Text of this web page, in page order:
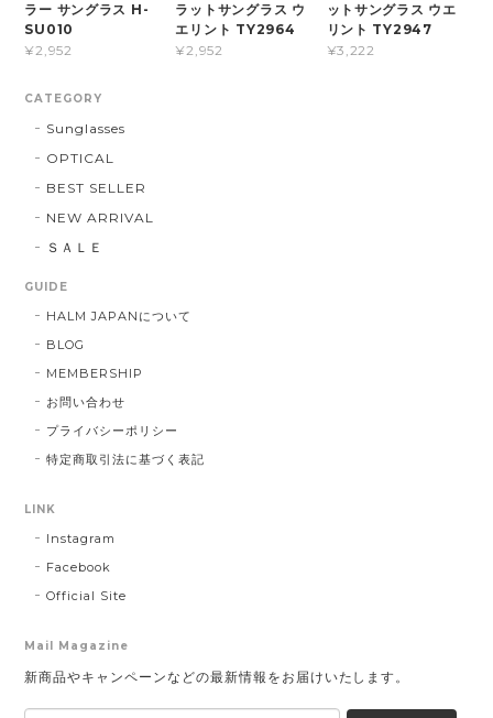
ラー サングラス H-
SU010
¥2,952
ラットサングラス ウ
エリント TY2964
¥2,952
ットサングラス ウエ
リント TY2947
¥3,222
CATEGORY
Sunglasses
OPTICAL
BEST SELLER
NEW ARRIVAL
ＳＡＬＥ
GUIDE
HALM JAPANについて
BLOG
MEMBERSHIP
お問い合わせ
プライバシーポリシー
特定商取引法に基づく表記
LINK
Instagram
Facebook
Official Site
Mail Magazine
新商品やキャンペーンなどの最新情報をお届けいたします。